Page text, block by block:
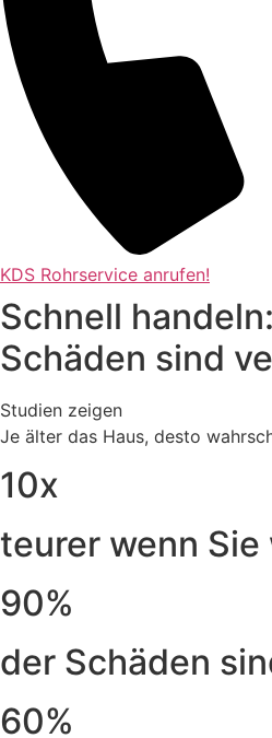
KDS Rohrservice anrufen!
Schnell
Schäden sind
Studien zeigen
Je älter das Haus, desto
10x
teurer wenn Sie
90%
der Schäden
60%